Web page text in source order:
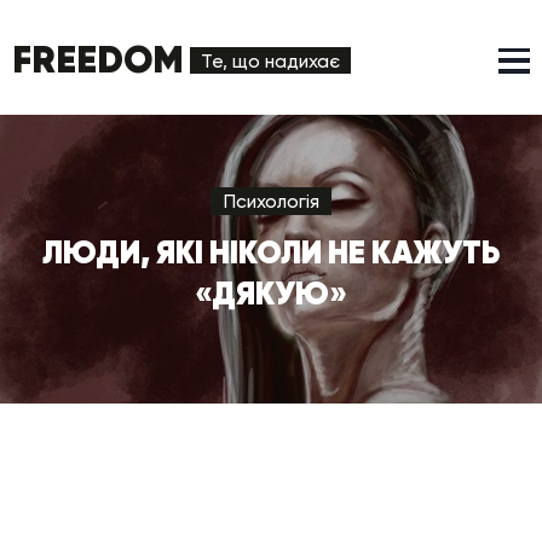
FREEDOM Те, що надихає
Психологія
ЛЮДИ, ЯКІ НІКОЛИ НЕ КАЖУТЬ
«ДЯКУЮ»